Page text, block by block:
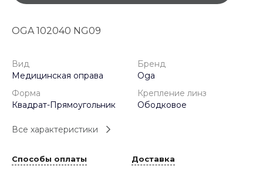
OGA 102040 NG09
Вид
Медицинская оправа
Бренд
Oga
Форма
Квадрат-Прямоугольник
Крепление линз
Ободковое
Все характеристики
Способы оплаты Доставка